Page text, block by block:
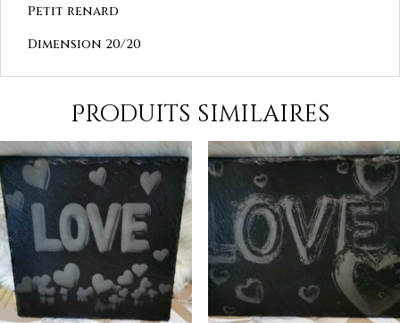
Petit renard
Dimension 20/20
Produits similaires